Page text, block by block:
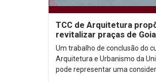
TCC de Arquitetura
revitalizar praças de
PE
Um trabalho de conclusão do
Arquitetura e Urbanismo da
pode representar uma